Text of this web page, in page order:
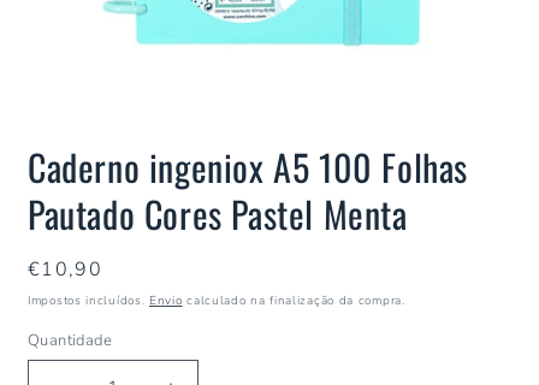
Caderno ingeniox A5 100 Folhas
Pautado Cores Pastel Menta
Preço
normal
€10,90
Impostos incluídos. Envio calculado na finalização da compra.
Quantidade